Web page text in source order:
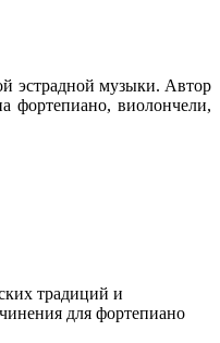
эстрадной музыки. Автор
фортепиано, виолончели,
традиций и
для фортепиано